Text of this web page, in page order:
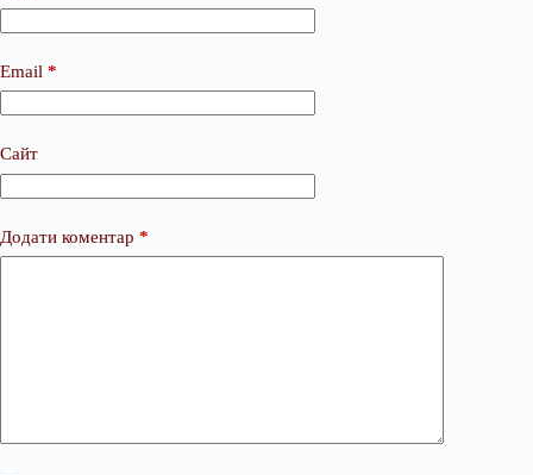
Email *
Сайт
Додати коментар *